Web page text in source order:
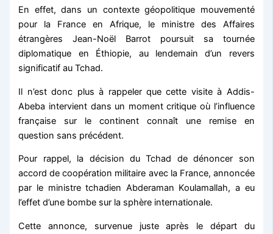
En effet, dans un contexte géopolitique mouvementé
pour la France en Afrique, le ministre des Affaires
étrangères Jean-Noël Barrot poursuit sa tournée
diplomatique en Éthiopie, au lendemain d’un revers
significatif au Tchad.
Il n’est donc plus à rappeler que cette visite à Addis-
Abeba intervient dans un moment critique où l’influence
française sur le continent connaît une remise en
question sans précédent.
Pour rappel, la décision du Tchad de dénoncer son
accord de coopération militaire avec la France, annoncée
par le ministre tchadien Abderaman Koulamallah, a eu
l’effet d’une bombe sur la sphère internationale.
Cette annonce, survenue juste après le départ du